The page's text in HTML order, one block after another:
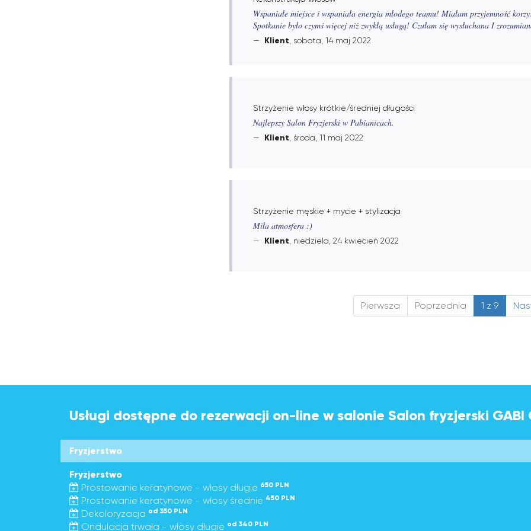
Wspaniałe miejsce i wspaniała energia młodego teamu! Miałam przyjemność
Spotkanie było czymś więcej niż zwykłą usługą! Czułam się wysłuchana I
Klient , sobota, 14 maj 2022
Strzyżenie włosy krótkie/średniej długości
Najlepszy Salon Fryzjerski w Pabianicach.
Klient , środa, 11 maj 2022
Strzyżenie męskie + mycie + stylizacja
Miła atmosfera :)
Klient , niedziela, 24 kwiecień 2022
Pierwsza Poprzednia 1 z 9
Usługi dostępne do rezerwacji on-line w salonie Salon fryzjerski
Fryzjerstwo
Fryzjerstwo
Prostowanie keratynowe - włosy długie 650 PLN
Prostowanie keratynowe - włosy średnie 450 PLN
Dekoloryzacja od 350 PLN
Ondulacja trwała - włosy długie od 340 PLN